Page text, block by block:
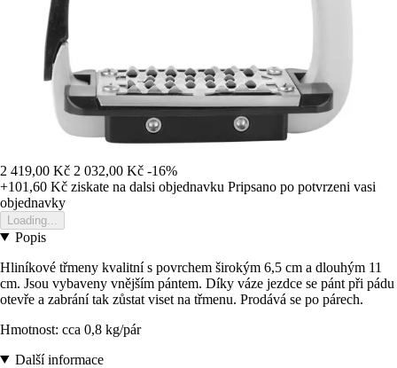
2 419,00 Kč 2 032,00 Kč -16%
+101,60 Kč ziskate na dalsi objednavku Pripsano po potvrzeni vasi
objednavky
Loading...
Popis
Hliníkové třmeny kvalitní s povrchem širokým 6,5 cm a dlouhým 11
cm. Jsou vybaveny vnějším pántem. Díky váze jezdce se pánt při pádu
otevře a zabrání tak zůstat viset na třmenu. Prodává se po párech.
Hmotnost: cca 0,8 kg/pár
Další informace